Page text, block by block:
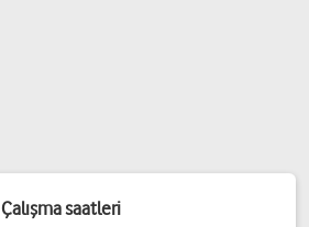
Çalışma saatleri